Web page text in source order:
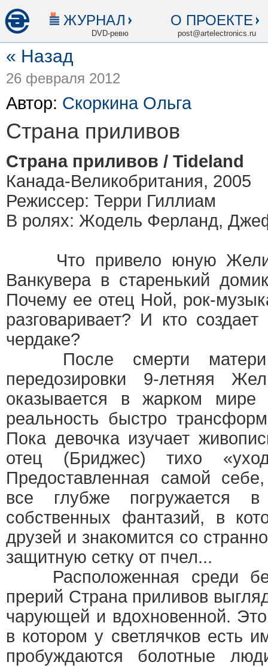
ЖУРНАЛ
DVD-ревю
О ПРОЕКТЕ
post@artelectronics.ru
« Назад
26 февраля 2012
Автор: Скоркина Ольга
Страна приливов
Страна приливов / Tideland
Канада-Великобритания, 2005
Режиссер: Терри Гиллиам
В ролях: Жодель Ферланд,
Что привело юную
Ванкувера в старенький
Почему ее отец Ной, рок-
разговаривает? И кто
чердаке?
После смерти матери
передозировки 9-летняя
оказывается в жарком мире
реальность быстро
Пока девочка изучает
отец (Бриджес) тихо
Предоставленная самой
все глубже погружается
собственных фантазий, в
друзей и знакомится со
защитную сетку от пчел...
Расположенная среди
прерий Страна приливов
чарующей и вдохновенной.
в котором у светлячков есть
пробуждаются болотные